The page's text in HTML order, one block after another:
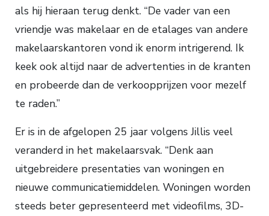
als hij hieraan terug denkt. “De vader van een
vriendje was makelaar en de etalages van andere
makelaarskantoren vond ik enorm intrigerend. Ik
keek ook altijd naar de advertenties in de kranten
en probeerde dan de verkoopprijzen voor mezelf
te raden.”
Er is in de afgelopen 25 jaar volgens Jillis veel
veranderd in het makelaarsvak. “Denk aan
uitgebreidere presentaties van woningen en
nieuwe communicatiemiddelen. Woningen worden
steeds beter gepresenteerd met videofilms, 3D-